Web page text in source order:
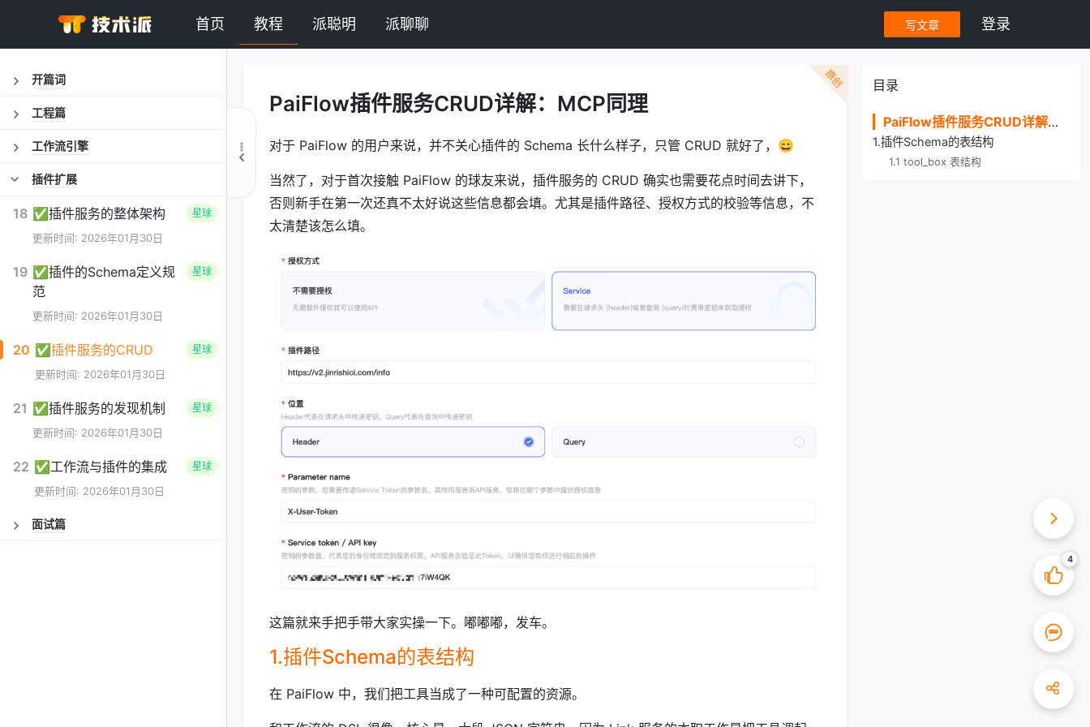
首页 教程 派聪明 派聊聊 写文章 登录
开篇词
工程篇
工作流引擎
插件扩展
18 ✅插件服务的整体架构
更新时间: 2026年01月30日
星球
19 ✅插件的Schema定义规
范
更新时间: 2026年01月30日
星球
20 ✅插件服务的CRUD
更新时间: 2026年01月30日
星球
21 ✅插件服务的发现机制
更新时间: 2026年01月30日
星球
22 ✅工作流与插件的集成
更新时间: 2026年01月30日
星球
面试篇
原创
PaiFlow插件服务CRUD详解：MCP同理
对于 PaiFlow 的用户来说，并不关心插件的 Schema 长什么样子，只管 CRUD 就好了，😄
当然了，对于首次接触 PaiFlow 的球友来说，插件服务的 CRUD 确实也需要花点时间去讲下，
否则新手在第一次还真不太好说这些信息都会填。尤其是插件路径、授权方式的校验等信息，不
太清楚该怎么填。
这篇就来手把手带大家实操一下。嘟嘟嘟，发车。
1.插件Schema的表结构
在 PaiFlow 中，我们把工具当成了一种可配置的资源。
目录
PaiFlow插件服务CRUD详解：MCP同理
1.插件Schema的表结构
1.1 tool_box 表结构